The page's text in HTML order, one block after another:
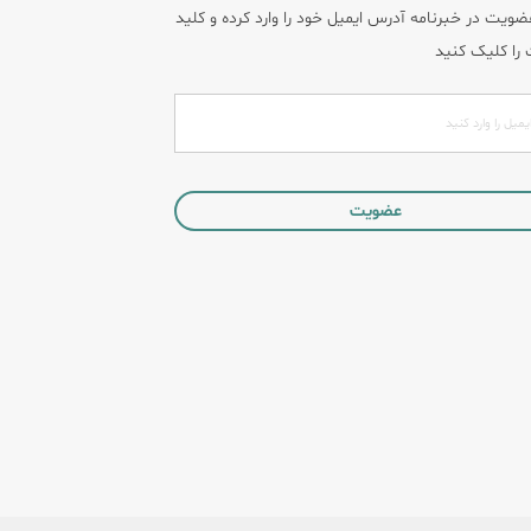
در خبرنامه آدرس ایمیل خود را وارد کرده و کلید
کلیک کنید